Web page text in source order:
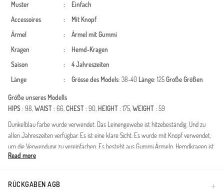
Muster
:
Einfach
Accessoires
:
Mit Knopf
Ärmel
:
Ärmel mit Gummi
Kragen
:
Hemd-Kragen
Saison
:
4 Jahreszeiten
Länge
: Grösse des Models: 38-40 Länge: 125Große Größen
Größe unseres Modells
HIPS: 98,WAIST: 66,CHEST: 90, HEIGHT: 175,WEIGHT: 59
Dunkelblau farbe wurde verwendet. Das Leinengewebe ist hitzebeständig. Und zu
allen Jahreszeiten verfügbar. Es ist eine klare Sicht. Es wurde mit Knopf verwendet,
um die Verwendung zu vereinfachen. Es besteht aus Gummi Ärmeln. Hemdkragen ist
ein Muss für viele Kombinationen. Es ist für vier Jahreszeiten geeignet. Große Größen
Diese gestreifte Leinentunika vereint zeitlose Eleganz mit dem Anspruch an moderne,
Read more
RÜCKGABEN AGB